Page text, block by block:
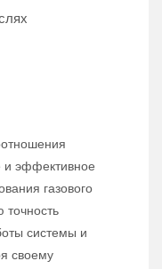
и эффективное
газового
точность
системы и
своему